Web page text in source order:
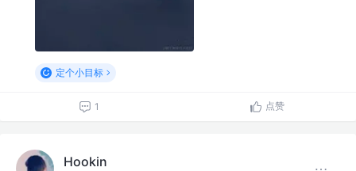
定个小目标
1 点赞
Hookin